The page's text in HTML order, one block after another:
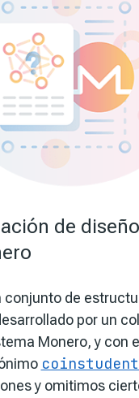
de
conjunto de
por un
Monero, y con
y omitimos